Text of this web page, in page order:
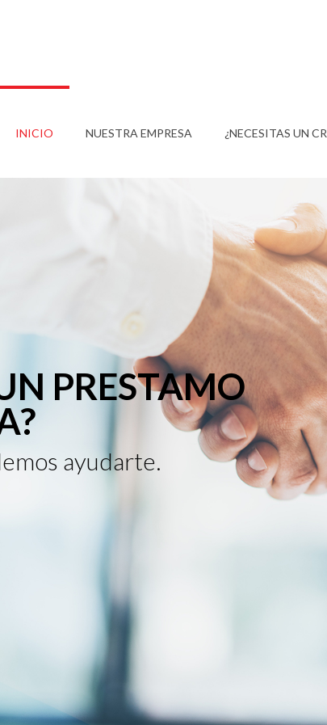
INICIO NUESTRA EMPRESA ¿NECESITAS UN
PRESTAMO
ayudarte.